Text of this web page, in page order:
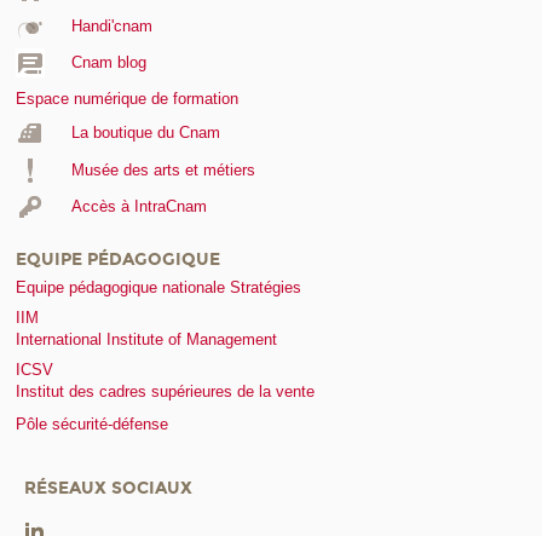
Handi'cnam
Cnam blog
Espace numérique de formation
La boutique du Cnam
Musée des arts et métiers
Accès à IntraCnam
EQUIPE PÉDAGOGIQUE
Equipe pédagogique nationale Stratégies
IIM
International Institute of Management
ICSV
Institut des cadres supérieures de la vente
Pôle sécurité-défense
RÉSEAUX SOCIAUX